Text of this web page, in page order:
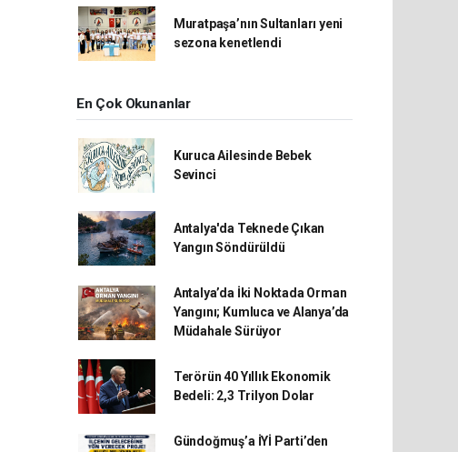
Muratpaşa’nın Sultanları yeni
sezona kenetlendi
En Çok Okunanlar
Kuruca Ailesinde Bebek
Sevinci
Antalya'da Teknede Çıkan
Yangın Söndürüldü
Antalya’da İki Noktada Orman
Yangını; Kumluca ve Alanya’da
Müdahale Sürüyor
Terörün 40 Yıllık Ekonomik
Bedeli: 2,3 Trilyon Dolar
Gündoğmuş’a İYİ Parti’den